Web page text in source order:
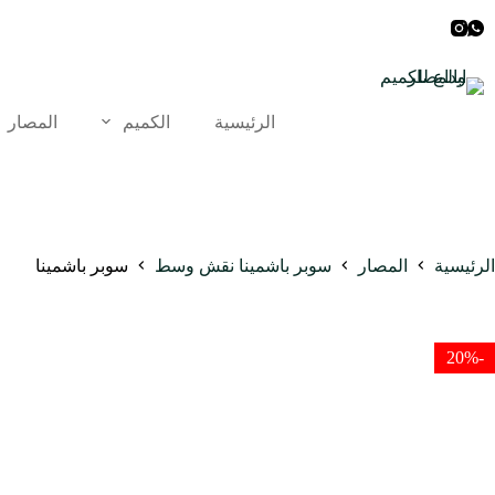
إلى
الرئيسية الكميم المصار
الرئيسية المصار سوبر باشمينا نقش وسط سوبر باشمينا
-20%